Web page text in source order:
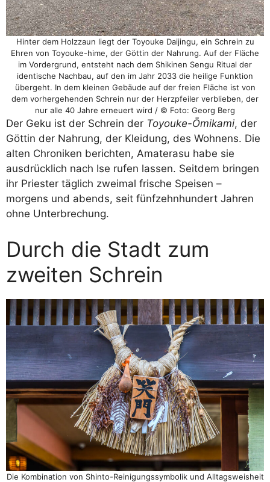
Hinter dem Holzzaun liegt der Toyouke Daijingu, ein Schrein zu
Ehren von Toyouke-hime, der Göttin der Nahrung. Auf der Fläche
im Vordergrund, entsteht nach dem Shikinen Sengu Ritual der
identische Nachbau, auf den im Jahr 2033 die heilige Funktion
übergeht. In dem kleinen Gebäude auf der freien Fläche ist von
dem vorhergehenden Schrein nur der Herzpfeiler verblieben, der
nur alle 40 Jahre erneuert wird / © Foto: Georg Berg
Der Geku ist der Schrein der Toyouke-Ōmikami, der
Göttin der Nahrung, der Kleidung, des Wohnens. Die
alten Chroniken berichten, Amaterasu habe sie
ausdrücklich nach Ise rufen lassen. Seitdem bringen
ihr Priester täglich zweimal frische Speisen –
morgens und abends, seit fünfzehnhundert Jahren
ohne Unterbrechung.
Durch die Stadt zum
zweiten Schrein
Die Kombination von Shinto-Reinigungssymbolik und Alltagsweisheit